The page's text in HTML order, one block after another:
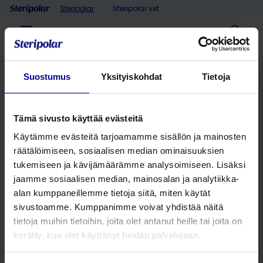
Suostumus Yksityiskohdat Tietoja
Tämä sivusto käyttää evästeitä
Käytämme evästeitä tarjoamamme sisällön ja mainosten
räätälöimiseen, sosiaalisen median ominaisuuksien
tukemiseen ja kävijämäärämme analysoimiseen. Lisäksi
jaamme sosiaalisen median, mainosalan ja analytiikka-
alan kumppaneillemme tietoja siitä, miten käytät
sivustoamme. Kumppanimme voivat yhdistää näitä
tietoja muihin tietoihin, joita olet antanut heille tai joita on
kerätty, kun olet käyttänyt heidän palvelujaan.
Skip to contentSteripolar Steripolar vet
Menu Haku
Vaikuttavuutta
laadukkailla koulutuksilla